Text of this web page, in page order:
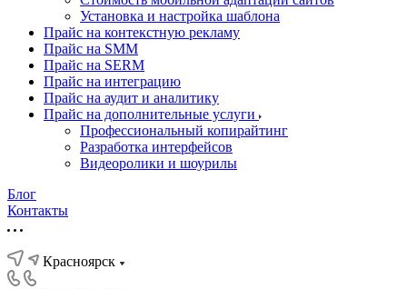
Установка и настройка шаблона
Прайс на контекстную рекламу
Прайс на SMM
Прайс на SERM
Прайс на интеграцию
Прайс на аудит и аналитику
Прайс на дополнительные услуги
Профессиональный копирайтинг
Разработка интерфейсов
Видеоролики и шоурилы
Блог
Контакты
Красноярск